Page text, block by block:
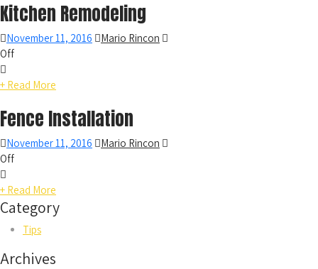
Kitchen Remodeling
November 11, 2016
Mario Rincon
Off
+ Read More
Fence Installation
November 11, 2016
Mario Rincon
Off
+ Read More
Category
Tips
Archives